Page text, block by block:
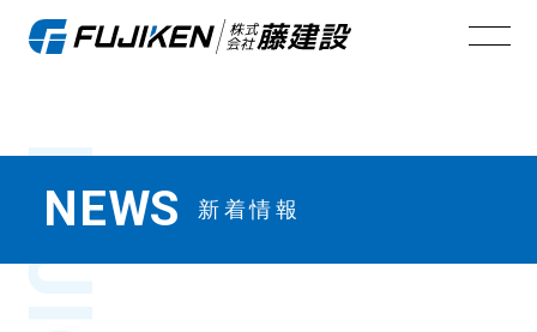
FUJI
NEWS 新着情報